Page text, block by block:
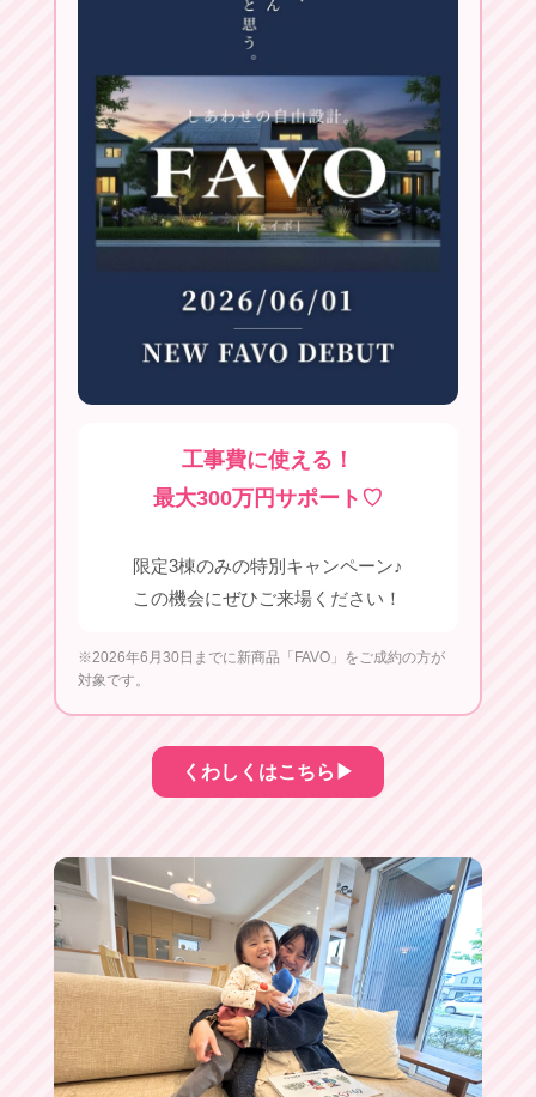
工事費に使える！
最大300万円サポート♡
限定3棟のみの特別キャンペーン♪
この機会にぜひご来場ください！
※2026年6月30日までに新商品「FAVO」をご成約の方が
対象です。
くわしくはこちら▶︎